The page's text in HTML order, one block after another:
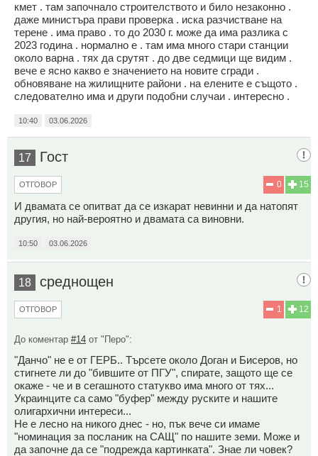
кмет . там започнало строителството и било незаконно .
даже министъра прави проверка . иска разчистване на
терене . има право . то до 2030 г. може да има разлика с
2023 година . нормално е . там има много стари станции
около варна . тях да срутят . до две седмици ще видим .
вече е ясно какво е значението на новите сгради .
обновяване на жилищните райони . на елените е същото .
следователно има и други подобни случаи . интересно .
10:40 03.06.2026
17 Гост
15
0
ОТГОВОР
И двамата се опитват да се изкарат невинни и да натопят
другия, но най-вероятно и двамата са виновни.
10:50 03.06.2026
18 среднощен
12
1
ОТГОВОР
До коментар #14 от "Перо":
"Данчо" не е от ГЕРБ.. Търсете около Доган и Бисеров, но
стигнете ли до "бившите от ПГУ", спирате, защото ще се
окаже - че и в сегашното статукво има много от тях...
Украинците са само "буфер" между руските и нашите
олигархични интереси...
Не е лесно на никого днес - но, пък вече си имаме
"номинация за посланик на САЩ" по нашите земи. Може и
да започне да се "подрежда картинката". Знае ли човек?